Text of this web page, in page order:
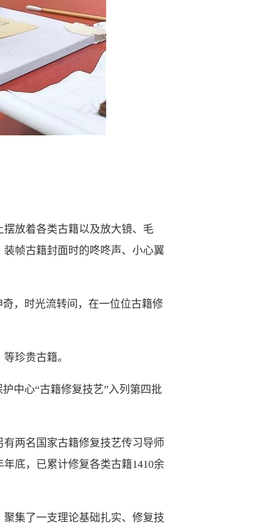
放着各类古籍以及放大镜、毛
帧古籍封面时的咚咚声、小心翼
，时光流转间，在一位位古籍修
珍贵古籍。
中心“古籍修复技艺”入列第四批
两名国家古籍修复技艺传习导师
底，已累计修复各类古籍1410余
集了一支理论基础扎实、修复技